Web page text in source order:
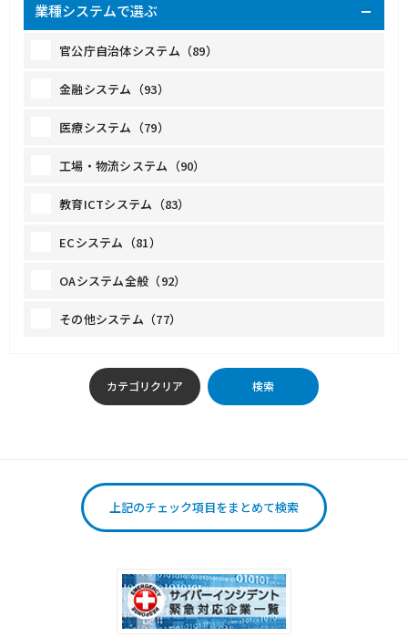
業種システムで選ぶ
官公庁自治体システム（89）
金融システム（93）
医療システム（79）
工場・物流システム（90）
教育ICTシステム（83）
ECシステム（81）
OAシステム全般（92）
その他システム（77）